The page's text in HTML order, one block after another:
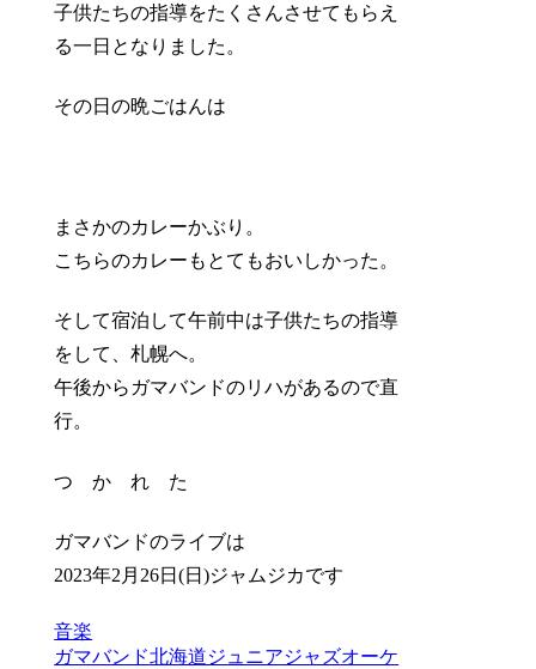
子供たちの指導をたくさんさせてもらえ
る一日となりました。
その日の晩ごはんは
まさかのカレーかぶり。
こちらのカレーもとてもおいしかった。
そして宿泊して午前中は子供たちの指導
をして、札幌へ。
午後からガマバンドのリハがあるので直
行。
つ か れ た
ガマバンドのライブは
2023年2月26日(日)ジャムジカです
音楽
ガマバンド北海道ジュニアジャズオーケ